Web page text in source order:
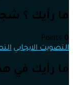
ما رأيك ؟
0
التصويت الايجابي
ما رأيك في